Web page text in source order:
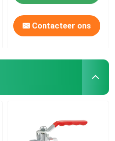
Contacteer ons